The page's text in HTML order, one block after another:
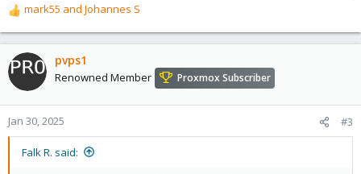
R
e
a
c
t
o
n
s
mark55 and Johannes S
pvps1
Renowned Member Proxmox Subscriber
Jan 30, 2025 #3
Falk R. said: